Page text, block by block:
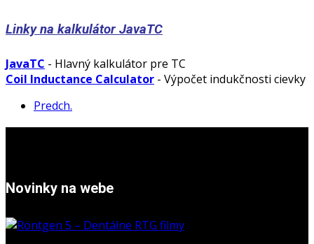
Linky na kalkulátor JavaTC
JavaTC - Hlavný kalkulátor pre TC
Coil Inductance Calculator - Výpočet indukčnosti cievky
Predch.
Novinky na webe